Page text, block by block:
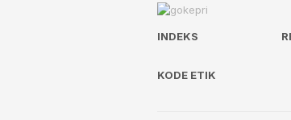
INDEKS
KODE ETIK